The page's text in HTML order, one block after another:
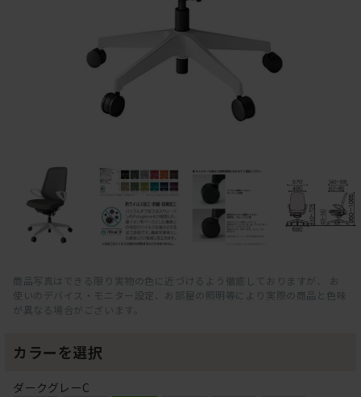
商品写真はできる限り実物の色に近づけるよう徹底しておりますが、 お
使いのデバイス・モニター設定、お部屋の照明等により実際の商品と色味
が異なる場合がございます。
カラーを選択
ダークグレーC